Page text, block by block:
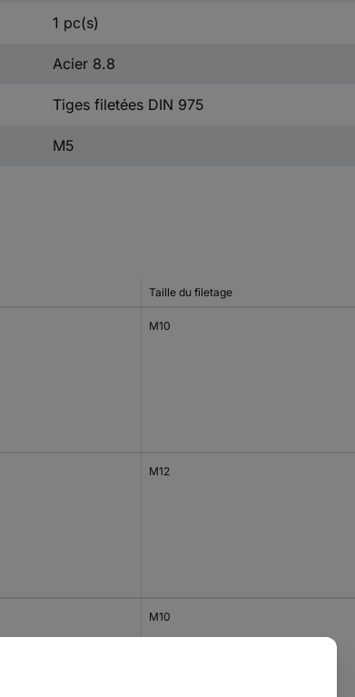
1 pc(s)
Acier 8.8
Tiges filetées DIN 975
M5
Taille du filetage
M10
M12
M10